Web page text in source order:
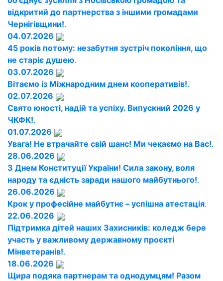
відкритий до партнерства з іншими громадами
Чернігівщини!.
04.07.2026
45 років потому: незабутня зустріч покоління, що
не старіє душею.
03.07.2026
Вітаємо із Міжнародним днем кооперативів!.
02.07.2026
Свято юності, надій та успіху. Випускний 2026 у
ЧКФК!.
01.07.2026
Увага! Не втрачайте свій шанс! Ми чекаємо на Вас!.
28.06.2026
З Днем Конституції України! Сила закону, воля
народу та єдність заради нашого майбутнього!.
26.06.2026
Крок у професійне майбутнє – успішна атестація.
22.06.2026
Підтримка дітей наших Захисників: коледж бере
участь у важливому державному проєкті
Мінветеранів!.
18.06.2026
Щира подяка партнерам та однодумцям! Разом